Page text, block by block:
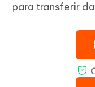
para transferir